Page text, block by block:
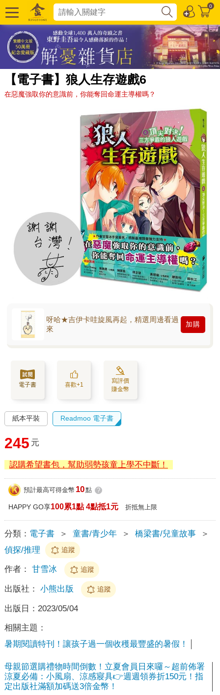
0
【電子書】狼人生存遊戲6
在惡魔強取你的意識前，你能奪回命運主導權嗎？
呀哈★吉伊卡哇旋風再起，精選周邊看過
來
加購
電子書 喜歡+1
寫評價
賺金幣
紙本平裝 Readmoo 電子書
245 元
認購希望書包，幫助弱勢孩童上學不中斷！
預計最高可得金幣 10點 ?
HAPPY GO享100累1點 4點抵1元 折抵無上限
分類： 電子書 ＞ 童書/青少年 ＞ 橋梁書/兒童故事
＞
偵探/推理
追蹤
作者： 甘雪冰 追蹤
出版社： 小熊出版 追蹤
出版日： 2023/05/04
相關主題：
暑期閱讀特刊！讓孩子過一個收穫最豐盛的暑假！
母親節選購禮物時間倒數！立夏會員日來囉～超前佈署
涼夏必備：小風扇、涼感寢具👉週週領券折150元！指
定出版社滿額加碼送3倍金幣！